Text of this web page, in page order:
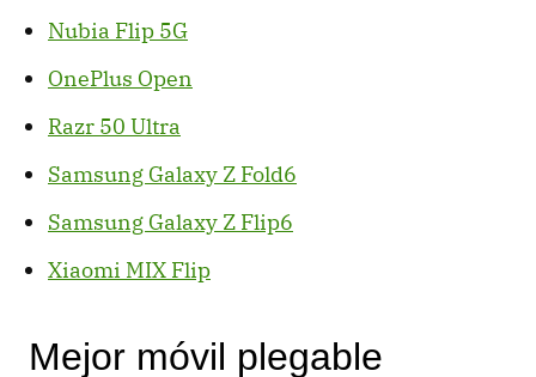
Nubia Flip 5G
OnePlus Open
Razr 50 Ultra
Samsung Galaxy Z Fold6
Samsung Galaxy Z Flip6
Xiaomi MIX Flip